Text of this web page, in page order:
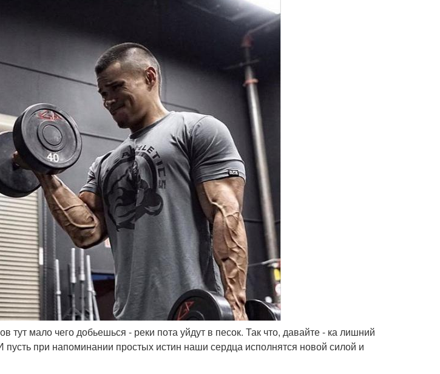
тут мало чего добьешься - реки пота уйдут в песок. Так что, давайте - ка лишний
при напоминании простых истин наши сердца исполнятся новой силой и